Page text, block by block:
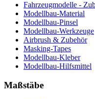
Fahrzeugmodelle -
Modellbau-Material
Modellbau-Pinsel
Modellbau-Werkzeuge
Airbrush & Zubehör
Masking-Tapes
Modellbau-Kleber
Modellbau-Hilfsmittel
Maßstäbe